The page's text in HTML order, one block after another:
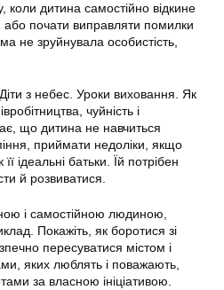
коли дитина самостійно відкине
або почати виправляти помилки
не зруйнувала особистість,
з небес. Уроки виховання. Як
чуйність і
що дитина не навчиться
приймати недоліки, якщо
ідеальні батьки. Їй потрібен
й розвиватися.
і самостійною людиною,
Покажіть, як боротися зі
пересуватися містом і
яких люблять і поважають,
за власною ініціативою.